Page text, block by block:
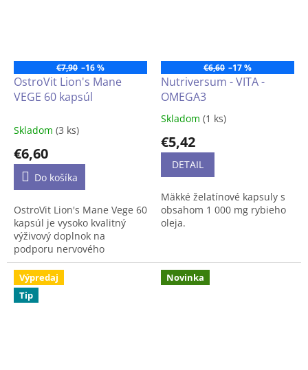
ale zábavným zážitkom, ktorý
€7,90 –16 %
OstroVit Lion's Mane
VEGE 60 kapsúl
Skladom (3 ks)
€6,60
Do košíka
OstroVit Lion's Mane Vege 60
kapsúl je vysoko kvalitný
výživový doplnok na
podporu nervového
systému, ktorý obsahuje
extrakt z huby koralovec
ježovitý (lion's mane). Každá
kapsula obsahuje 500 mg
€6,60 –17 %
Nutriversum - VITA -
OMEGA3
Priemerné
produktu
5,0
5
hviezdičiek.
Skladom (1 ks)
€5,42
DETAIL
Mäkké želatínové kapsuly s
obsahom 1 000 mg rybieho
oleja.
balenie než to, ktoré je na
obrázku.
Výpredaj
Tip
Novinka